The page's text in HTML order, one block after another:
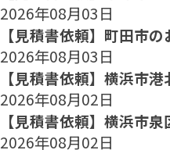
2026年08月03日
【見積書依頼】町田市の
2026年08月03日
【見積書依頼】横浜市
2026年08月02日
【見積書依頼】横浜市
2026年08月02日